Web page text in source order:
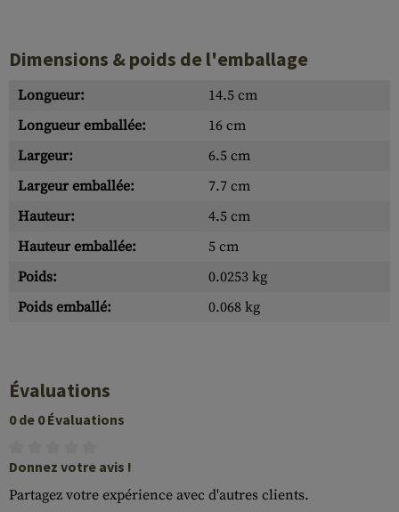
Dimensions & poids de l'emballage
Longueur:
14.5 cm
Longueur emballée:
16 cm
Largeur:
6.5 cm
Largeur emballée:
7.7 cm
Hauteur:
4.5 cm
Hauteur emballée:
5 cm
Poids:
0.0253 kg
Poids emballé:
0.068 kg
Évaluations
0 de 0 Évaluations
Donnez votre avis !
Partagez votre expérience avec d'autres clients.